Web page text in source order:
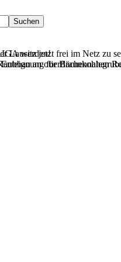
Lausitz jetzt frei im Netz zu
an oberflächennahen
für
werden!